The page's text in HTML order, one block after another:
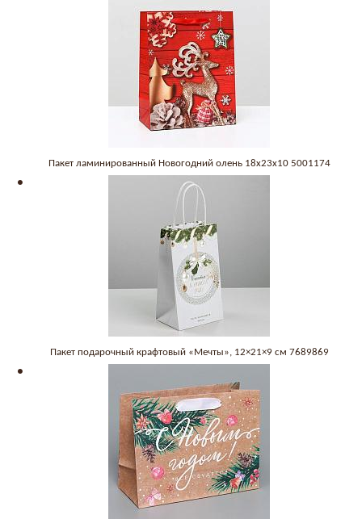
Пакет ламинированный Новогодний олень 18x23x10 5001174
Пакет подарочный крафтовый «Мечты», 12×21×9 см 7689869